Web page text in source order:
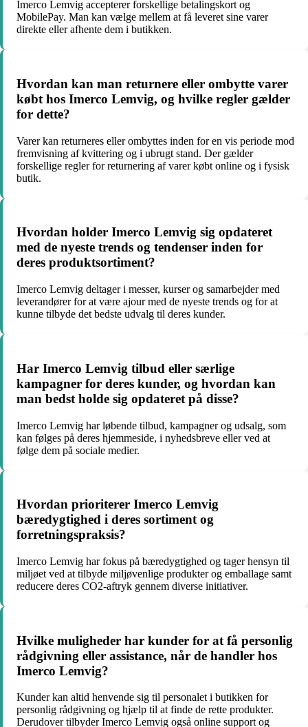
Imerco Lemvig accepterer forskellige betalingskort og
MobilePay. Man kan vælge mellem at få leveret sine varer
direkte eller afhente dem i butikken.
Hvordan kan man returnere eller ombytte varer
købt hos Imerco Lemvig, og hvilke regler gælder
for dette?
Varer kan returneres eller ombyttes inden for en vis periode mod
fremvisning af kvittering og i ubrugt stand. Der gælder
forskellige regler for returnering af varer købt online og i fysisk
butik.
Hvordan holder Imerco Lemvig sig opdateret
med de nyeste trends og tendenser inden for
deres produktsortiment?
Imerco Lemvig deltager i messer, kurser og samarbejder med
leverandører for at være ajour med de nyeste trends og for at
kunne tilbyde det bedste udvalg til deres kunder.
Har Imerco Lemvig tilbud eller særlige
kampagner for deres kunder, og hvordan kan
man bedst holde sig opdateret på disse?
Imerco Lemvig har løbende tilbud, kampagner og udsalg, som
kan følges på deres hjemmeside, i nyhedsbreve eller ved at
følge dem på sociale medier.
Hvordan prioriterer Imerco Lemvig
bæredygtighed i deres sortiment og
forretningspraksis?
Imerco Lemvig har fokus på bæredygtighed og tager hensyn til
miljøet ved at tilbyde miljøvenlige produkter og emballage samt
reducere deres CO2-aftryk gennem diverse initiativer.
Hvilke muligheder har kunder for at få personlig
rådgivning eller assistance, når de handler hos
Imerco Lemvig?
Kunder kan altid henvende sig til personalet i butikken for
personlig rådgivning og hjælp til at finde de rette produkter.
Derudover tilbyder Imerco Lemvig også online support og